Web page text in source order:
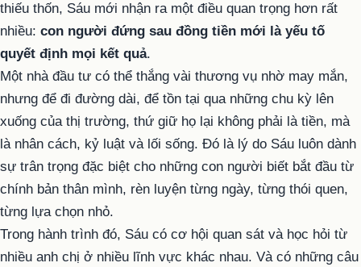
thiếu thốn, Sáu mới nhận ra một điều quan trọng hơn rất
nhiều: con người đứng sau đồng tiền mới là yếu tố
quyết định mọi kết quả.
Một nhà đầu tư có thể thắng vài thương vụ nhờ may mắn,
nhưng để đi đường dài, để tồn tại qua những chu kỳ lên
xuống của thị trường, thứ giữ họ lại không phải là tiền, mà
là nhân cách, kỷ luật và lối sống. Đó là lý do Sáu luôn dành
sự trân trọng đặc biệt cho những con người biết bắt đầu từ
chính bản thân mình, rèn luyện từng ngày, từng thói quen,
từng lựa chọn nhỏ.
Trong hành trình đó, Sáu có cơ hội quan sát và học hỏi từ
nhiều anh chị ở nhiều lĩnh vực khác nhau. Và có những câu